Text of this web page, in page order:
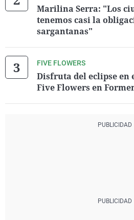
Marilina Serra: "Los
tenemos casi la
sargantanas"
FIVE FLOWERS
Disfruta del eclipse en
Five Flowers en